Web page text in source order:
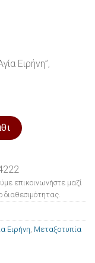
Ειρήνη”,
10x14cm ποσότητα
επικοινωνήστε μαζί
Ειρήνη Μεταξοτυπία